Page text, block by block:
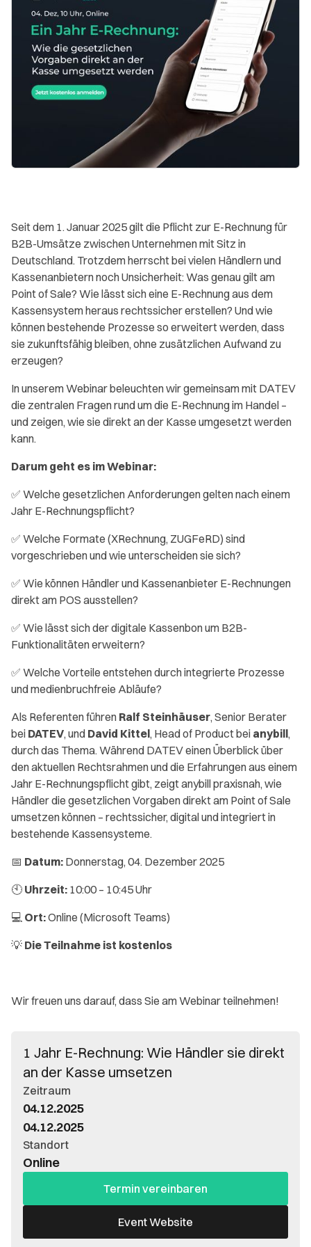
1 Jahr E-Rechnung: Wie Händler sie direkt
an der Kasse umsetzen
Zeitraum
04.12.2025
04.12.2025
Standort
Online
Termin vereinbaren
Event Website
Seit dem 1. Januar 2025 gilt die Pflicht zur E-Rechnung für
B2B-Umsätze zwischen Unternehmen mit Sitz in
Deutschland. Trotzdem herrscht bei vielen Händlern und
Kassenanbietern noch Unsicherheit: Was genau gilt am
Point of Sale? Wie lässt sich eine E-Rechnung aus dem
Kassensystem heraus rechtssicher erstellen? Und wie
können bestehende Prozesse so erweitert werden, dass
sie zukunftsfähig bleiben, ohne zusätzlichen Aufwand zu
erzeugen?
In unserem Webinar beleuchten wir gemeinsam mit DATEV
die zentralen Fragen rund um die E-Rechnung im Handel –
und zeigen, wie sie direkt an der Kasse umgesetzt werden
kann.
Darum geht es im Webinar:
✅ Welche gesetzlichen Anforderungen gelten nach einem
Jahr E-Rechnungspflicht?
✅ Welche Formate (XRechnung, ZUGFeRD) sind
vorgeschrieben und wie unterscheiden sie sich?
✅ Wie können Händler und Kassenanbieter E-Rechnungen
direkt am POS ausstellen?
✅ Wie lässt sich der digitale Kassenbon um B2B-
Funktionalitäten erweitern?
✅ Welche Vorteile entstehen durch integrierte Prozesse
und medienbruchfreie Abläufe?
Als Referenten führen Ralf Steinhäuser, Senior Berater
bei DATEV, und David Kittel, Head of Product bei anybill,
durch das Thema. Während DATEV einen Überblick über
den aktuellen Rechtsrahmen und die Erfahrungen aus einem
Jahr E-Rechnungspflicht gibt, zeigt anybill praxisnah, wie
Händler die gesetzlichen Vorgaben direkt am Point of Sale
umsetzen können – rechtssicher, digital und integriert in
bestehende Kassensysteme.
📅 Datum: Donnerstag, 04. Dezember 2025
🕙 Uhrzeit: 10:00 – 10:45 Uhr
💻 Ort:Online (Microsoft Teams)
💡 Die Teilnahme ist kostenlos
Wir freuen uns darauf, dass Sie am Webinar teilnehmen!